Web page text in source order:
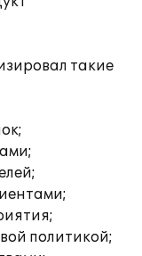
такие
политикой;